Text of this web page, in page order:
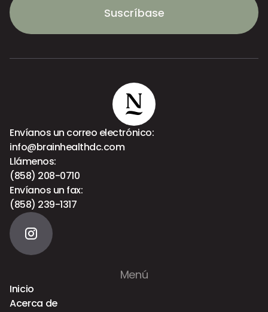
Suscríbase
Envíanos un correo electrónico:
info@brainhealthdc.com
Llámenos:
(858) 208-0710
Envíanos un fax:
(858) 239-1317
Menú
Inicio
Acerca de